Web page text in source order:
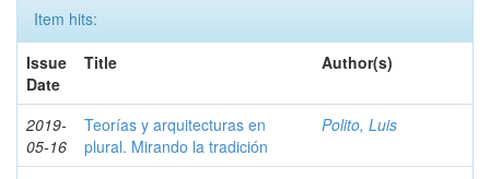
Item hits:
Issue
Date
Title Author(s)
2019-
05-16
Teorías y arquitecturas en
plural. Mirando la tradición
Polito, Luis